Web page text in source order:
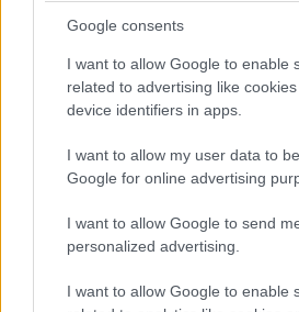
Google consents
I want to allow Google to enable
related to advertising like
device identifiers in apps.
I want to allow my user data to
Google for online advertising
I want to allow Google to send
personalized advertising.
I want to allow Google to enable
Christie's Aukciósház
A Cora International
kiállítással foglalkozik.
a figyelmet a Los Angeles-i
"Segíteni akarok nekik.
végeznek, de mindig
pénzben. Támogatásra van
- fejtette ki. Nem zárta ki,